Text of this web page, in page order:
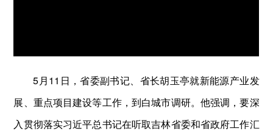
5月11日，省委副书记、省长胡玉亭就新能源产业发
展、重点项目建设等工作，到白城市调研。他强调，要深
入贯彻落实习近平总书记在听取吉林省委和省政府工作汇